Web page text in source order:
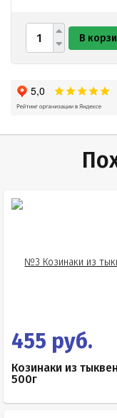
В
455 руб.
Козинаки из
500г